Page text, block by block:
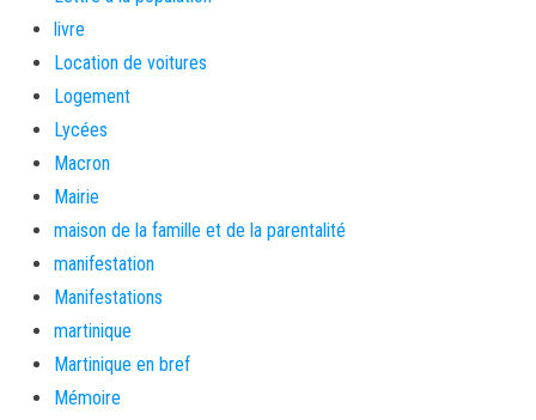
livre
Location de voitures
Logement
Lycées
Macron
Mairie
maison de la famille et de la parentalité
manifestation
Manifestations
martinique
Martinique en bref
Mémoire